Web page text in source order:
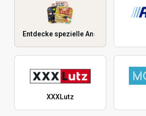
Entdecke spezielle Angebote
XXXLutz